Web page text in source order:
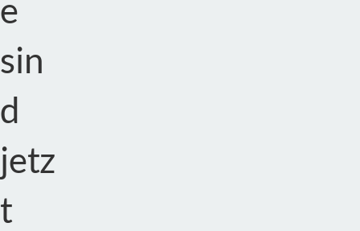
e
sin
d
jetz
t